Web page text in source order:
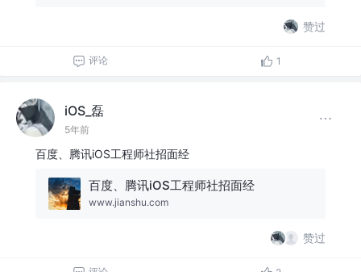
赞过
评论 1
iOS_磊
5年前
百度、腾讯iOS工程师社招面经
百度、腾讯iOS工程师社招面经
www.jianshu.com
赞过